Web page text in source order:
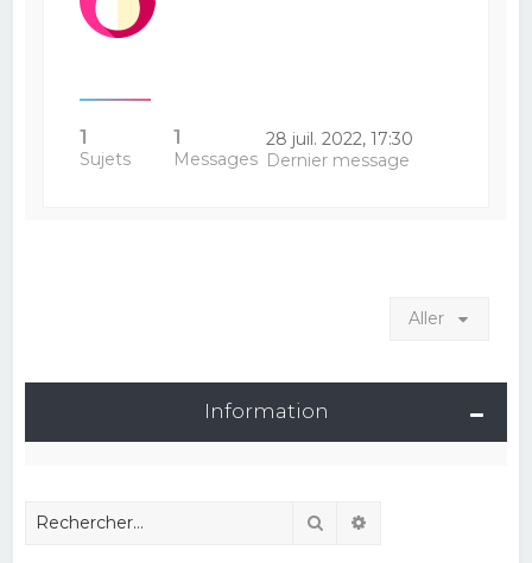
1
Sujets
1
Messages
28 juil. 2022, 17:30
Dernier message
Aller
Information
Rechercher